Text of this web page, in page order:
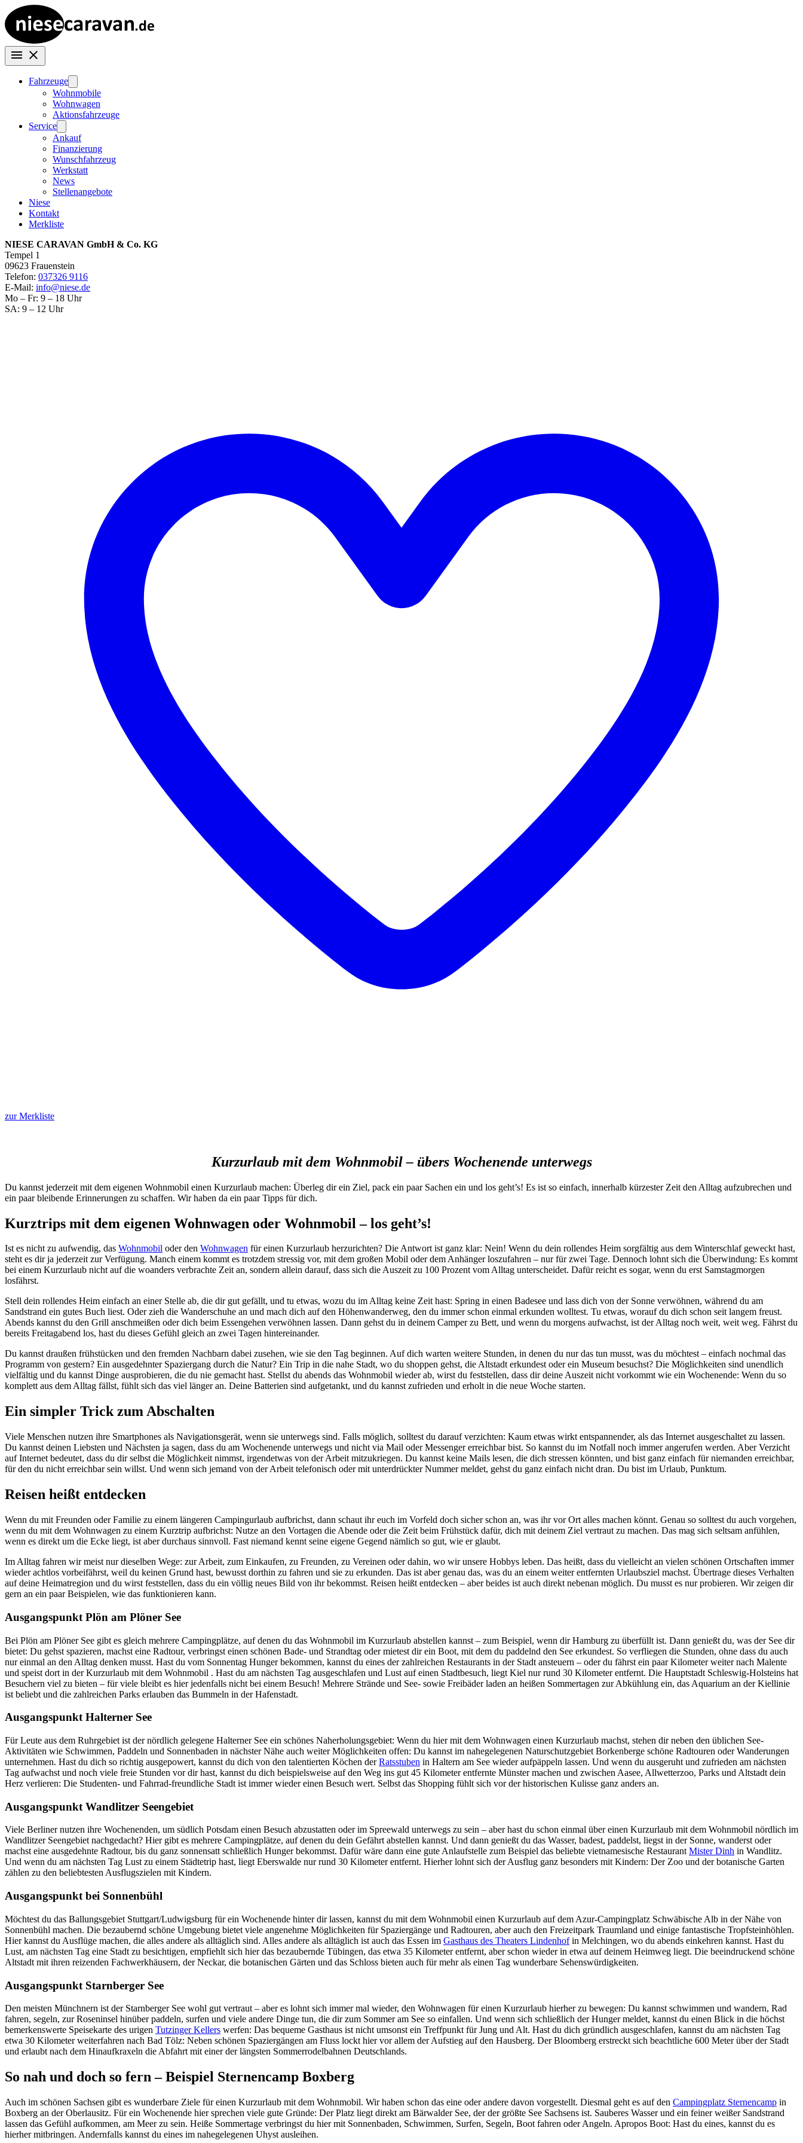
Fahrzeuge
Wohnmobile
Wohnwagen
Aktionsfahrzeuge
Service
Ankauf
Finanzierung
Wunschfahrzeug
Werkstatt
News
Stellenangebote
Niese
Kontakt
Merkliste
NIESE CARAVAN GmbH & Co. KG
Tempel 1
09623 Frauenstein
Telefon: 037326 9116
E-Mail: info@niese.de
Mo – Fr: 9 – 18 Uhr
SA: 9 – 12 Uhr
zur Merkliste
Kurzurlaub mit dem Wohnmobil – übers Wochenende unterwegs
Du kannst jederzeit mit dem eigenen Wohnmobil einen Kurzurlaub machen: Überleg dir ein Ziel, pack ein paar Sachen ein und los geht’s! Es ist so einfach, innerhalb kürzester Zeit den Alltag aufzubrechen und
ein paar bleibende Erinnerungen zu schaffen. Wir haben da ein paar Tipps für dich.
Kurztrips mit dem eigenen Wohnwagen oder Wohnmobil – los geht’s!
Ist es nicht zu aufwendig, das Wohnmobil oder den Wohnwagen für einen Kurzurlaub herzurichten? Die Antwort ist ganz klar: Nein! Wenn du dein rollendes Heim sorgfältig aus dem Winterschlaf geweckt hast,
steht es dir ja jederzeit zur Verfügung. Manch einem kommt es trotzdem stressig vor, mit dem großen Mobil oder dem Anhänger loszufahren – nur für zwei Tage. Dennoch lohnt sich die Überwindung: Es kommt
bei einem Kurzurlaub nicht auf die woanders verbrachte Zeit an, sondern allein darauf, dass sich die Auszeit zu 100 Prozent vom Alltag unterscheidet. Dafür reicht es sogar, wenn du erst Samstagmorgen
losfährst.
Stell dein rollendes Heim einfach an einer Stelle ab, die dir gut gefällt, und tu etwas, wozu du im Alltag keine Zeit hast: Spring in einen Badesee und lass dich von der Sonne verwöhnen, während du am
Sandstrand ein gutes Buch liest. Oder zieh die Wanderschuhe an und mach dich auf den Höhenwanderweg, den du immer schon einmal erkunden wolltest. Tu etwas, worauf du dich schon seit langem freust.
Abends kannst du den Grill anschmeißen oder dich beim Essengehen verwöhnen lassen. Dann gehst du in deinem Camper zu Bett, und wenn du morgens aufwachst, ist der Alltag noch weit, weit weg. Fährst du
bereits Freitagabend los, hast du dieses Gefühl gleich an zwei Tagen hintereinander.
Du kannst draußen frühstücken und den fremden Nachbarn dabei zusehen, wie sie den Tag beginnen. Auf dich warten weitere Stunden, in denen du nur das tun musst, was du möchtest – einfach nochmal das
Programm von gestern? Ein ausgedehnter Spaziergang durch die Natur? Ein Trip in die nahe Stadt, wo du shoppen gehst, die Altstadt erkundest oder ein Museum besuchst? Die Möglichkeiten sind unendlich
vielfältig und du kannst Dinge ausprobieren, die du nie gemacht hast. Stellst du abends das Wohnmobil wieder ab, wirst du feststellen, dass dir deine Auszeit nicht vorkommt wie ein Wochenende: Wenn du so
komplett aus dem Alltag fällst, fühlt sich das viel länger an. Deine Batterien sind aufgetankt, und du kannst zufrieden und erholt in die neue Woche starten.
Ein simpler Trick zum Abschalten
Viele Menschen nutzen ihre Smartphones als Navigationsgerät, wenn sie unterwegs sind. Falls möglich, solltest du darauf verzichten: Kaum etwas wirkt entspannender, als das Internet ausgeschaltet zu lassen.
Du kannst deinen Liebsten und Nächsten ja sagen, dass du am Wochenende unterwegs und nicht via Mail oder Messenger erreichbar bist. So kannst du im Notfall noch immer angerufen werden. Aber Verzicht
auf Internet bedeutet, dass du dir selbst die Möglichkeit nimmst, irgendetwas von der Arbeit mitzukriegen. Du kannst keine Mails lesen, die dich stressen könnten, und bist ganz einfach für niemanden erreichbar,
für den du nicht erreichbar sein willst. Und wenn sich jemand von der Arbeit telefonisch oder mit unterdrückter Nummer meldet, gehst du ganz einfach nicht dran. Du bist im Urlaub, Punktum.
Reisen heißt entdecken
Wenn du mit Freunden oder Familie zu einem längeren Campingurlaub aufbrichst, dann schaut ihr euch im Vorfeld doch sicher schon an, was ihr vor Ort alles machen könnt. Genau so solltest du auch vorgehen,
wenn du mit dem Wohnwagen zu einem Kurztrip aufbrichst: Nutze an den Vortagen die Abende oder die Zeit beim Frühstück dafür, dich mit deinem Ziel vertraut zu machen. Das mag sich seltsam anfühlen,
wenn es direkt um die Ecke liegt, ist aber durchaus sinnvoll. Fast niemand kennt seine eigene Gegend nämlich so gut, wie er glaubt.
Im Alltag fahren wir meist nur dieselben Wege: zur Arbeit, zum Einkaufen, zu Freunden, zu Vereinen oder dahin, wo wir unsere Hobbys leben. Das heißt, dass du vielleicht an vielen schönen Ortschaften immer
wieder achtlos vorbeifährst, weil du keinen Grund hast, bewusst dorthin zu fahren und sie zu erkunden. Das ist aber genau das, was du an einem weiter entfernten Urlaubsziel machst. Übertrage dieses Verhalten
auf deine Heimatregion und du wirst feststellen, dass du ein völlig neues Bild von ihr bekommst. Reisen heißt entdecken – aber beides ist auch direkt nebenan möglich. Du musst es nur probieren. Wir zeigen dir
gern an ein paar Beispielen, wie das funktionieren kann.
Ausgangspunkt Plön am Plöner See
Bei Plön am Plöner See gibt es gleich mehrere Campingplätze, auf denen du das Wohnmobil im Kurzurlaub abstellen kannst – zum Beispiel, wenn dir Hamburg zu überfüllt ist. Dann genießt du, was der See dir
bietet: Du gehst spazieren, machst eine Radtour, verbringst einen schönen Bade- und Strandtag oder mietest dir ein Boot, mit dem du paddelnd den See erkundest. So verfliegen die Stunden, ohne dass du auch
nur einmal an den Alltag denken musst. Hast du vom Sonnentag Hunger bekommen, kannst du eines der zahlreichen Restaurants in der Stadt ansteuern – oder du fährst ein paar Kilometer weiter nach Malente
und speist dort in der Kurzurlaub mit dem Wohnmobil . Hast du am nächsten Tag ausgeschlafen und Lust auf einen Stadtbesuch, liegt Kiel nur rund 30 Kilometer entfernt. Die Hauptstadt Schleswig-Holsteins hat
Besuchern viel zu bieten – für viele bleibt es hier jedenfalls nicht bei einem Besuch! Mehrere Strände und See- sowie Freibäder laden an heißen Sommertagen zur Abkühlung ein, das Aquarium an der Kiellinie
ist beliebt und die zahlreichen Parks erlauben das Bummeln in der Hafenstadt.
Ausgangspunkt Halterner See
Für Leute aus dem Ruhrgebiet ist der nördlich gelegene Halterner See ein schönes Naherholungsgebiet: Wenn du hier mit dem Wohnwagen einen Kurzurlaub machst, stehen dir neben den üblichen See-
Aktivitäten wie Schwimmen, Paddeln und Sonnenbaden in nächster Nähe auch weiter Möglichkeiten offen: Du kannst im nahegelegenen Naturschutzgebiet Borkenberge schöne Radtouren oder Wanderungen
unternehmen. Hast du dich so richtig ausgepowert, kannst du dich von den talentierten Köchen derRatsstuben in Haltern am See wieder aufpäppeln lassen. Und wenn du ausgeruht und zufrieden am nächsten
Tag aufwachst und noch viele freie Stunden vor dir hast, kannst du dich beispielsweise auf den Weg ins gut 45 Kilometer entfernte Münster machen und zwischen Aasee, Allwetterzoo, Parks und Altstadt dein
Herz verlieren: Die Studenten- und Fahrrad-freundliche Stadt ist immer wieder einen Besuch wert. Selbst das Shopping fühlt sich vor der historischen Kulisse ganz anders an.
Ausgangspunkt Wandlitzer Seengebiet
Viele Berliner nutzen ihre Wochenenden, um südlich Potsdam einen Besuch abzustatten oder im Spreewald unterwegs zu sein – aber hast du schon einmal über einen Kurzurlaub mit dem Wohnmobil nördlich im
Wandlitzer Seengebiet nachgedacht? Hier gibt es mehrere Campingplätze, auf denen du dein Gefährt abstellen kannst. Und dann genießt du das Wasser, badest, paddelst, liegst in der Sonne, wanderst oder
machst eine ausgedehnte Radtour, bis du ganz sonnensatt schließlich Hunger bekommst. Dafür wäre dann eine gute Anlaufstelle zum Beispiel das beliebte vietnamesische RestaurantMister Dinh in Wandlitz.
Und wenn du am nächsten Tag Lust zu einem Städtetrip hast, liegt Eberswalde nur rund 30 Kilometer entfernt. Hierher lohnt sich der Ausflug ganz besonders mit Kindern: Der Zoo und der botanische Garten
zählen zu den beliebtesten Ausflugszielen mit Kindern.
Ausgangspunkt bei Sonnenbühl
Möchtest du das Ballungsgebiet Stuttgart/Ludwigsburg für ein Wochenende hinter dir lassen, kannst du mit dem Wohnmobil einen Kurzurlaub auf dem Azur-Campingplatz Schwäbische Alb in der Nähe von
Sonnenbühl machen. Die bezaubernd schöne Umgebung bietet viele angenehme Möglichkeiten für Spaziergänge und Radtouren, aber auch den Freizeitpark Traumland und einige fantastische Tropfsteinhöhlen.
Hier kannst du Ausflüge machen, die alles andere als alltäglich sind. Alles andere als alltäglich ist auch das Essen im Gasthaus des Theaters Lindenhofin Melchingen, wo du abends einkehren kannst. Hast du
Lust, am nächsten Tag eine Stadt zu besichtigen, empfiehlt sich hier das bezaubernde Tübingen, das etwa 35 Kilometer entfernt, aber schon wieder in etwa auf deinem Heimweg liegt. Die beeindruckend schöne
Altstadt mit ihren reizenden Fachwerkhäusern, der Neckar, die botanischen Gärten und das Schloss bieten auch für mehr als einen Tag wunderbare Sehenswürdigkeiten.
Ausgangspunkt Starnberger See
Den meisten Münchnern ist der Starnberger See wohl gut vertraut – aber es lohnt sich immer mal wieder, den Wohnwagen für einen Kurzurlaub hierher zu bewegen: Du kannst schwimmen und wandern, Rad
fahren, segeln, zur Roseninsel hinüber paddeln, surfen und viele andere Dinge tun, die dir zum Sommer am See so einfallen. Und wenn sich schließlich der Hunger meldet, kannst du einen Blick in die höchst
bemerkenswerte Speisekarte des urigen Tutzinger Kellers werfen: Das bequeme Gasthaus ist nicht umsonst ein Treffpunkt für Jung und Alt. Hast du dich gründlich ausgeschlafen, kannst du am nächsten Tag
etwa 30 Kilometer weiterfahren nach Bad Tölz: Neben schönen Spaziergängen am Fluss lockt hier vor allem der Aufstieg auf den Hausberg. Der Bloomberg erstreckt sich beachtliche 600 Meter über der Stadt
und erlaubt nach dem Hinaufkraxeln die Abfahrt mit einer der längsten Sommerrodelbahnen Deutschlands.
So nah und doch so fern – Beispiel Sternencamp Boxberg
Auch im schönen Sachsen gibt es wunderbare Ziele für einen Kurzurlaub mit dem Wohnmobil. Wir haben schon das eine oder andere davon vorgestellt. Diesmal geht es auf den Campingplatz Sternencamp in
Boxberg an der Oberlausitz. Für ein Wochenende hier sprechen viele gute Gründe: Der Platz liegt direkt am Bärwalder See, der der größte See Sachsens ist. Sauberes Wasser und ein feiner weißer Sandstrand
lassen das Gefühl aufkommen, am Meer zu sein. Heiße Sommertage verbringst du hier mit Sonnenbaden, Schwimmen, Surfen, Segeln, Boot fahren oder Angeln. Apropos Boot: Hast du eines, kannst du es
hierher mitbringen. Andernfalls kannst du eines im nahegelegenen Uhyst ausleihen.